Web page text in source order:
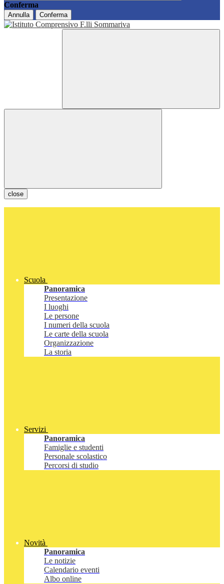
Conferma
Annulla Conferma
close
Scuola
Panoramica
Presentazione
I luoghi
Le persone
I numeri della scuola
Le carte della scuola
Organizzazione
La storia
Servizi
Panoramica
Famiglie e studenti
Personale scolastico
Percorsi di studio
Novità
Panoramica
Le notizie
Calendario eventi
Albo online